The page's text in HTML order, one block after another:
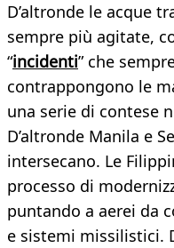
D’altronde le acque
sempre più agitate,
“incidenti” che
contrappongono le
una serie di contese
D’altronde Manila e
intersecano. Le
processo di
puntando a aerei da
e sistemi missilistici.